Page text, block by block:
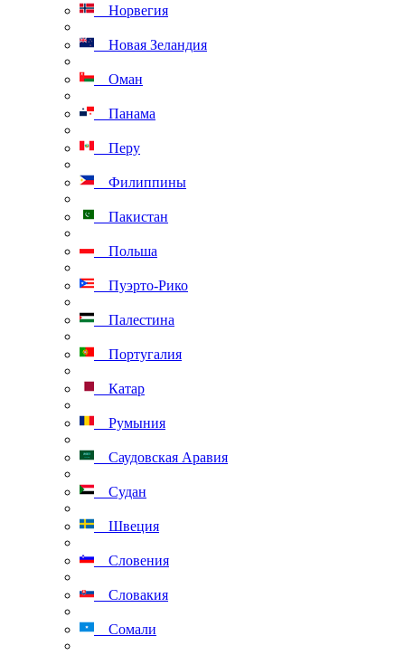
Норвегия
Новая Зеландия
Оман
Панама
Перу
Филиппины
Пакистан
Польша
Пуэрто-Рико
Палестина
Португалия
Катар
Румыния
Саудовская Аравия
Судан
Швеция
Словения
Словакия
Сомали